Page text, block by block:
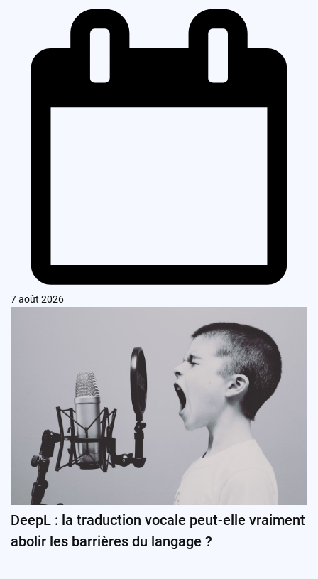
7 août 2026
DeepL : la traduction vocale peut-elle vraiment
abolir les barrières du langage ?